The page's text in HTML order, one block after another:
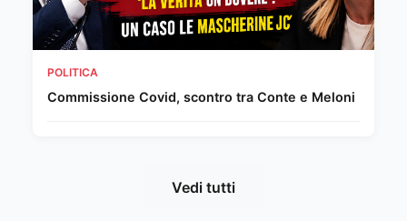
POLITICA
Commissione Covid, scontro tra Conte e Meloni
Vedi tutti